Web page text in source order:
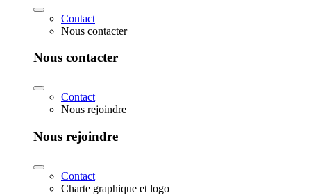
Contact
Nous contacter
Nous contacter
Contact
Nous rejoindre
Nous rejoindre
Contact
Charte graphique et logo